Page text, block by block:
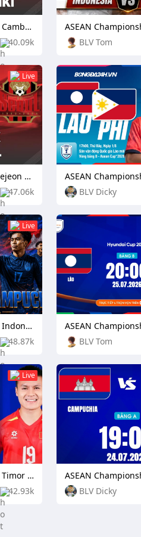
40.09k
ASEAN Championship: Cambodia vs Laos
BLV Tom
Live
47.06k
Korean K League 1: Daejeon Citizen vs Football Club Seoul
BLV Dicky
Live
48.87k
ASEAN Championship: Indonesia vs Cambodia
BLV Tom
Live
42.93k
ASEAN Championship: Timor Leste vs Vietnam
BLV Dicky